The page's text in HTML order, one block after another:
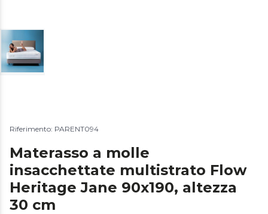
Riferimento: PARENT094
Materasso a molle
insacchettate multistrato Flow
Heritage Jane 90x190, altezza
30 cm